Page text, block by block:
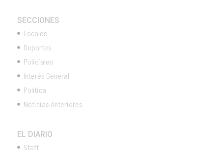
SECCIONES
Locales
Deportes
Policiales
Interés General
Política
Noticias Anteriores
EL DIARIO
Staff